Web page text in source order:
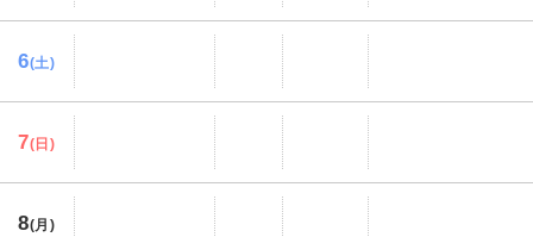
6(土)
7(日)
8(月)